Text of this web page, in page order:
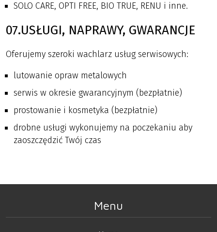
SOLO CARE, OPTI FREE, BIO TRUE, RENU i inne.
07.USŁUGI, NAPRAWY, GWARANCJE
Oferujemy szeroki wachlarz usług serwisowych:
lutowanie opraw metalowych
serwis w okresie gwarancyjnym (bezpłatnie)
prostowanie i kosmetyka (bezpłatnie)
drobne usługi wykonujemy na poczekaniu aby
zaoszczędzić Twój czas
Menu